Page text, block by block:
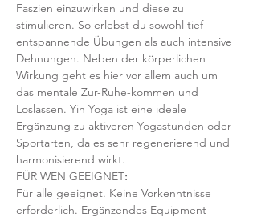
Faszien einzuwirken und diese zu
stimulieren. So erlebst du sowohl tief
entspannende Übungen als auch intensive
Dehnungen. Neben der körperlichen
Wirkung geht es hier vor allem auch um
das mentale Zur-Ruhe-kommen und
Loslassen. Yin Yoga ist eine ideale
Ergänzung zu aktiveren Yogastunden oder
Sportarten, da es sehr regenerierend und
harmonisierend wirkt.
FÜR WEN GEEIGNET:
Für alle geeignet. Keine Vorkenntnisse
erforderlich. Ergänzendes Equipment